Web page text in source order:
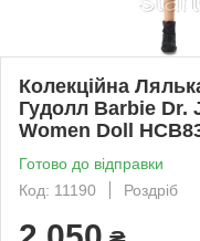
Колекційна
Гудолл Barbie Dr.
Women Doll
Готово до відправки
Код: 11190
Роздріб